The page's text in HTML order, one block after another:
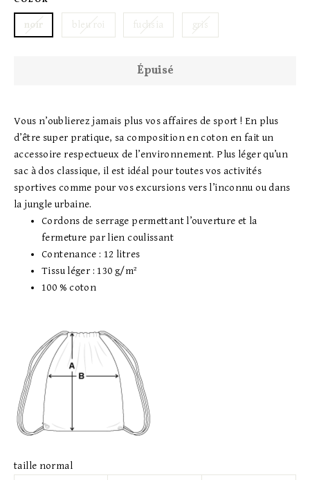
noir bleu roi fuchsia gris
Épuisé
Vous n’oublierez jamais plus vos affaires de sport ! En plus
d’être super pratique, sa composition en coton en fait un
accessoire respectueux de l’environnement. Plus léger qu’un
sac à dos classique, il est idéal pour toutes vos activités
sportives comme pour vos excursions vers l’inconnu ou dans
la jungle urbaine.
Cordons de serrage permettant l’ouverture et la
fermeture par lien coulissant
Contenance : 12 litres
Tissu léger : 130 g/m²
100 % coton
taille normal